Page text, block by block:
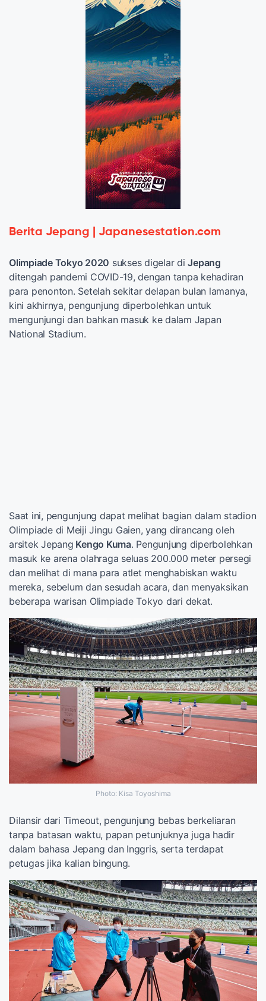
Berita Jepang | Japanesestation.com
Olimpiade Tokyo 2020 sukses digelar diJepang
ditengah pandemi COVID-19, dengan tanpa kehadiran
para penonton. Setelah sekitar delapan bulan lamanya,
kini akhirnya, pengunjung diperbolehkan untuk
mengunjungi dan bahkan masuk ke dalam Japan
National Stadium.
Saat ini, pengunjung dapat melihat bagian dalam stadion
Olimpiade di Meiji Jingu Gaien, yang dirancang oleh
arsitek Jepang Kengo Kuma. Pengunjung diperbolehkan
masuk ke arena olahraga seluas 200.000 meter persegi
dan melihat di mana para atlet menghabiskan waktu
mereka, sebelum dan sesudah acara, dan menyaksikan
beberapa warisan Olimpiade Tokyo dari dekat.
Photo: Kisa Toyoshima
Dilansir dari Timeout, pengunjung bebas berkeliaran
tanpa batasan waktu, papan petunjuknya juga hadir
dalam bahasa Jepang dan Inggris, serta terdapat
petugas jika kalian bingung.